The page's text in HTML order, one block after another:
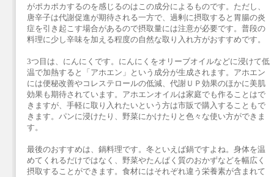
がポカポカするのを感じるのはこの成分によるものです。ただし、
唐辛子は代謝促進が期待される一方で、過剰に摂取すると胃腸の炎
症を引き起こす場合があるので摂取量には注意が必要です。普段の
料理に少し辛味を加える程度の自然な取り入れ方がおすすめです。
3つ目は、にんにくです。にんにくをオリーブオイルなどに浸けて低
温で加熱すると「アホエン」という成分が生成されます。アホエン
には便秘改善やコレステロールの低減、代謝ＵＰ効果のほかに美肌
効果も期待されています。アホエンオイルは家庭でも作ることはで
きますが、手軽に取り入れたいという方は市販で購入することもで
きます。パンに浸けたり、野菜にかけたりと色々な使い方ができま
す。
最後のおすすめは、鍋料理です。冬といえば鍋ですよね。身体を温
めてくれるだけではなく、野菜やたんぱく質のおかずなどを幅広く
摂取することができます。食材にはそれぞれ違う栄養素が含まれて